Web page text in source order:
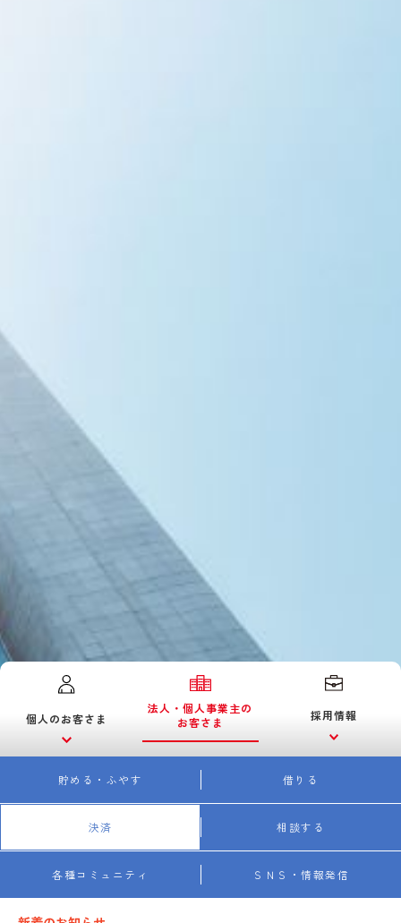
個人のお客さま
法人・個人事業主の
お客さま
採用情報
貯める・ふやす 借りる
決済 相談する
各種コミュニティ ＳＮＳ・情報発信